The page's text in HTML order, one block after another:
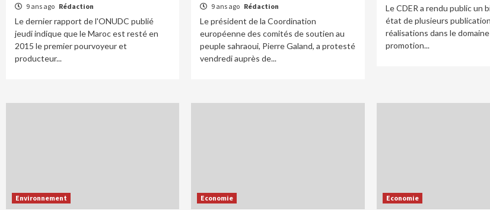
9 ans ago Rédaction
Le dernier rapport de l'ONUDC publié
jeudi indique que le Maroc est resté en
2015 le premier pourvoyeur et
producteur...
9 ans ago Rédaction
Le président de la Coordination
européenne des comités de soutien au
peuple sahraoui, Pierre Galand, a protesté
vendredi auprès de...
Le CDER a rendu public un
état de plusieurs
réalisations dans le domaine
promotion...
Environnement Economie Economie